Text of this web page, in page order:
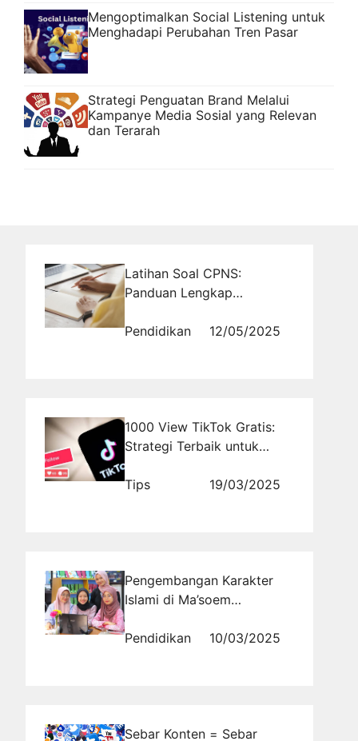
Mengoptimalkan Social Listening untuk
Menghadapi Perubahan Tren Pasar
Strategi Penguatan Brand Melalui
Kampanye Media Sosial yang Relevan
dan Terarah
Latihan Soal CPNS:
Panduan Lengkap
Kompetensi Dasar
Pendidikan 12/05/2025
1000 View TikTok Gratis:
Strategi Terbaik untuk
Tips
19/03/2025
Pengembangan Karakter
Islami di Ma’soem
Identitas dan Kepribadian
Pendidikan 10/03/2025
Sebar Konten = Sebar